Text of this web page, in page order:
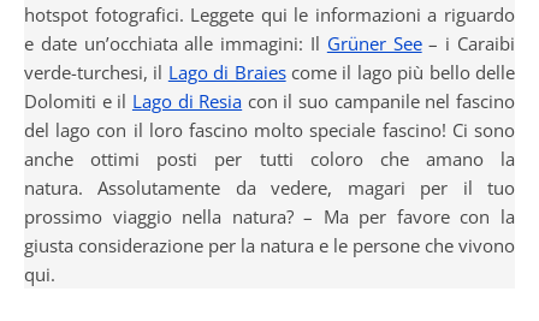
hotspot fotografici. Leggete qui le informazioni a riguardo
e date un’occhiata alle immagini: Il Grüner See– i Caraibi
verde-turchesi, il Lago di Braiescome il lago più bello delle
Dolomiti e il Lago di Resia con il suo campanile nel fascino
del lago con il loro fascino molto speciale fascino! Ci sono
anche ottimi posti per tutti coloro che amano la
natura. Assolutamente da vedere, magari per il tuo
prossimo viaggio nella natura? – Ma per favore con la
giusta considerazione per la natura e le persone che vivono
qui.